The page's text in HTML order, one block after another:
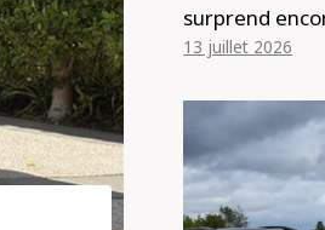
surprend
13 juillet 2026